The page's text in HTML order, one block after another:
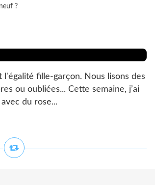
?
fille-garçon. Nous lisons des
ou oubliées... Cette semaine, j’ai
du rose...